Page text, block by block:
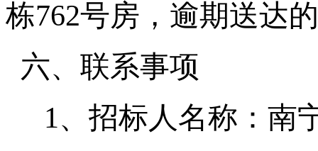
栋762号房，逾期送达
六、联系事项
1、 招标人名称：南